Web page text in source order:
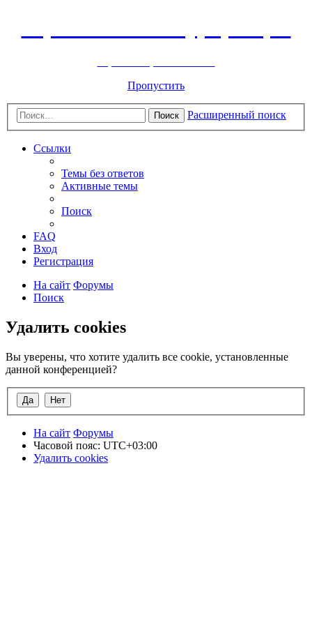
Пропустить
Поиск Расширенный поиск
Ссылки
Темы без ответов
Активные темы
Поиск
FAQ
Вход
Регистрация
На сайт Форумы
Поиск
Удалить cookies
Вы уверены, что хотите удалить все cookie, установленные
данной конференцией?
На сайт Форумы
Часовой пояс: UTC+03:00
Удалить cookies